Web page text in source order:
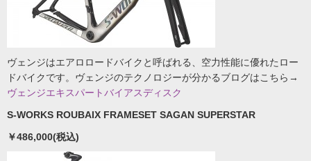
ヴェンジはエアロロードバイクと呼ばれる、空力性能に優れたロー
ドバイクです。ヴェンジのテクノロジーが分かるブログはこちら→
ヴェンジエキスパートバイアスディスク
S-WORKS ROUBAIX FRAMESET SAGAN SUPERSTAR
￥486,000(税込)